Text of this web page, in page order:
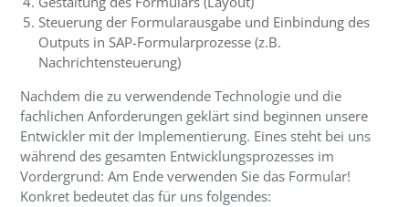
Steuerung der Formularausgabe und Einbindung des
Outputs in SAP-Formularprozesse (z.B.
Nachrichtensteuerung)
Nachdem die zu verwendende Technologie und die
fachlichen Anforderungen geklärt sind beginnen unsere
Entwickler mit der Implementierung. Eines steht bei uns
während des gesamten Entwicklungsprozesses im
Vordergrund: Am Ende verwenden Sie das Formular!
Konkret bedeutet das für uns folgendes: